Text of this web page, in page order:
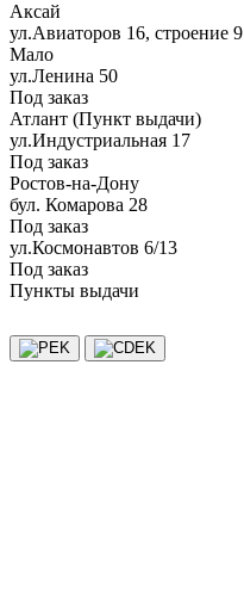
Аксай
ул.Авиаторов 16, строение 9
Мало
ул.Ленина 50
Под заказ
Атлант (Пункт выдачи)
ул.Индустриальная 17
Под заказ
Ростов-на-Дону
бул. Комарова 28
Под заказ
ул.Космонавтов 6/13
Под заказ
Пункты выдачи